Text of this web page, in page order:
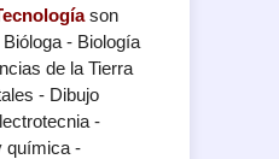
íason
- Biología
de la Tierra
- Dibujo
-
química -